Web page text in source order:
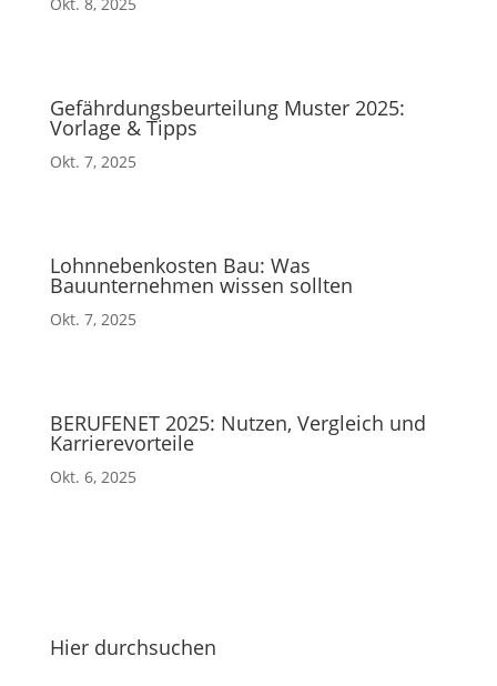
Gefährdungsbeurteilung Muster 2025:
Vorlage & Tipps
Okt. 7, 2025
Lohnnebenkosten Bau: Was
Bauunternehmen wissen sollten
Okt. 7, 2025
BERUFENET 2025: Nutzen, Vergleich und
Karrierevorteile
Okt. 6, 2025
Hier durchsuchen